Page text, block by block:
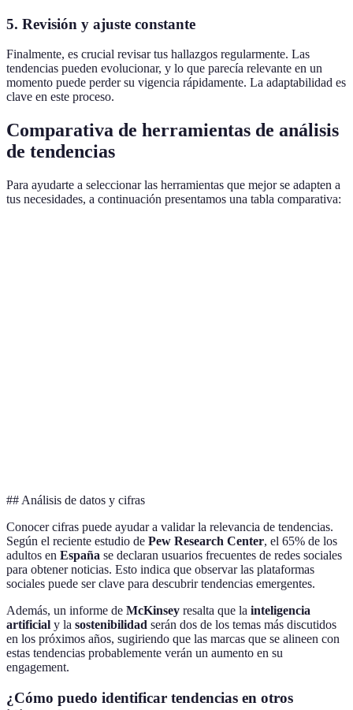
5. Revisión y ajuste constante
Finalmente, es crucial revisar tus hallazgos regularmente. Las
tendencias pueden evolucionar, y lo que parecía relevante en un
momento puede perder su vigencia rápidamente. La adaptabilidad es
clave en este proceso.
Comparativa de herramientas de análisis
de tendencias
Para ayudarte a seleccionar las herramientas que mejor se adapten a
tus necesidades, a continuación presentamos una tabla comparativa:
## Análisis de datos y cifras
Conocer cifras puede ayudar a validar la relevancia de tendencias.
Según el reciente estudio de Pew Research Center, el 65% de los
adultos en España se declaran usuarios frecuentes de redes sociales
para obtener noticias. Esto indica que observar las plataformas
sociales puede ser clave para descubrir tendencias emergentes.
Además, un informe de McKinsey resalta que la inteligencia
artificial y la sostenibilidad serán dos de los temas más discutidos
en los próximos años, sugiriendo que las marcas que se alineen con
estas tendencias probablemente verán un aumento en su
engagement.
¿Cómo puedo identificar tendencias en otros